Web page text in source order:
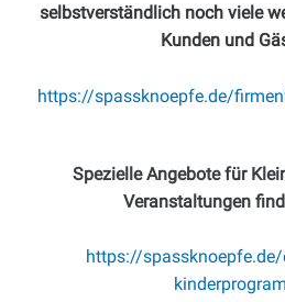
selbstverständlich noch viele
Kunden und
https://spassknoepfe.de/
Spezielle Angebote für
Veranstaltungen
https://